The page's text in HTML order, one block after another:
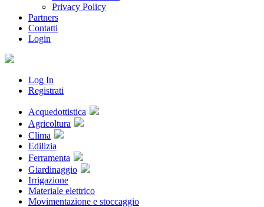
Privacy Policy
Partners
Contatti
Login
Log In
Registrati
Acquedottistica
Agricoltura
Clima
Edilizia
Ferramenta
Giardinaggio
Irrigazione
Materiale elettrico
Movimentazione e stoccaggio